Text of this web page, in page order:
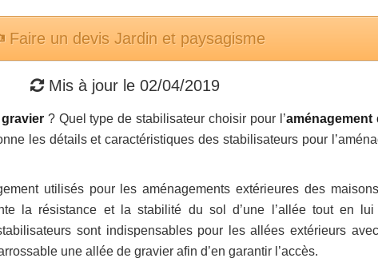
Faire un devis Jardin et paysagisme
Mis à jour le 02/04/2019
? Quel type de stabilisateur choisir pour l’aménagement
les détails et caractéristiques des stabilisateurs pour
utilisés pour les aménagements extérieures des
la résistance et la stabilité du sol d’une l’allée tout en lui
sont indispensables pour les allées extérieurs
une allée de gravier afin d’en garantir l’accès.